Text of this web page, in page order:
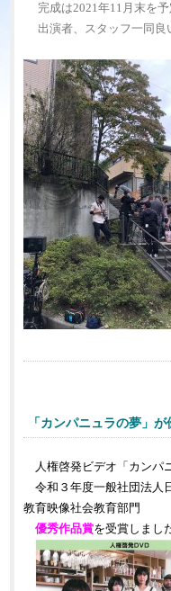
完成は2021年11 月末を
出演者、スタッフ一同
「カンパニュラの夢」
人権啓発ビデオ「カンパ
令和３年度一般社団法人
教育映像社会教育部門
優秀作品賞を受賞しまし